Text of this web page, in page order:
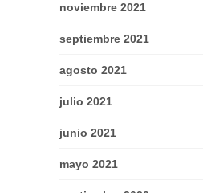
noviembre 2021
septiembre 2021
agosto 2021
julio 2021
junio 2021
mayo 2021